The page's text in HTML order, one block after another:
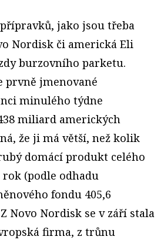
jako jsou třeba
Nordisk či americká Eli
burzovního parketu.
prvně jmenované
minulého týdne
miliard amerických
že ji má větší, než kolik
domácí produkt celého
(podle odhadu
fondu 405,6
Novo Nordisk se v září stala
firma, z trůnu